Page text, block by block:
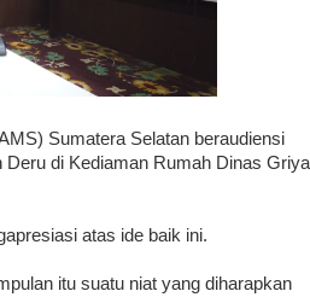
Sumatera Selatan beraudiensi
di Kediaman Rumah Dinas Griya
atas ide baik ini.
itu suatu niat yang diharapkan